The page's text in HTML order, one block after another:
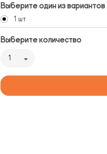
Выберите один из вариантов
1 шт
Выберите количество
1